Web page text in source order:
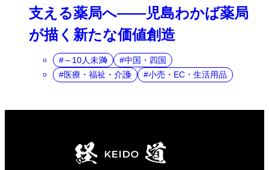
支える薬局へ――児島わかば薬局
が描く新たな価値創造
～10人未満
中国・四国
医療・福祉・介護
小売・EC・生活用品